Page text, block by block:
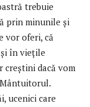
trebuie
prin minunile și
vor oferi, că
în viețile
dacă vom
ucenici care